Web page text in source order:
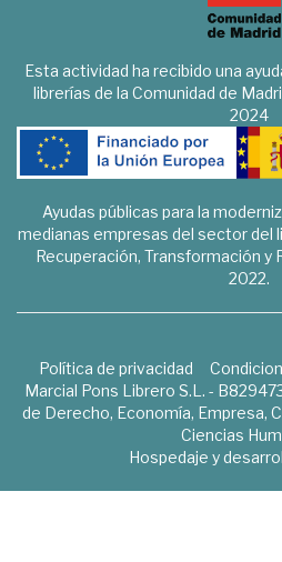
Esta actividad ha recibido una
librerías de la Comunidad de
2024
Ayudas públicas para la
medianas empresas del sector del
Recuperación, Transformación y
2022.
Política de privacidad
Marcial Pons Librero S.L. -
de Derecho, Economía, Empresa,
Ciencias
Hospedaje y